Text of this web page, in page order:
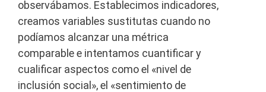
observábamos. Establecimos indicadores,
creamos variables sustitutas cuando no
podíamos alcanzar una métrica
comparable e intentamos cuantificar y
cualificar aspectos como el «nivel de
inclusión social», el «sentimiento de